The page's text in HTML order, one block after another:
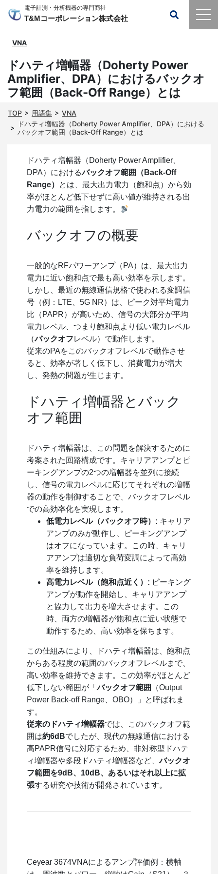
電子計測・分析機器の専門商社
T&Mコーポレーション株式会社
VNA
ドハティ増幅器（Doherty Power
Amplifier、DPA）におけるバックオ
フ範囲（Back-Off Range）とは
TOP 用語集
VNA
ドハティ増幅器（Doherty Power Amplifier、DPA）における
バックオフ範囲（Back-Off Range）とは
ドハティ増幅器（Doherty Power Amplifier、
DPA）におけるバックオフ範囲（Back-Off
Range）
とは、最大出力電力（飽和点）から効
率がほとんど低下せずに高い値が維持される出
力電力の範囲を指します。
バックオフの概要
一般的なRFパワーアンプ（PA）は、最大出力
電力に近い飽和点で最も高い効率を示します。
しかし、最近の無線通信規格で使われる変調信
号（例：LTE、5G NR）は、ピーク対平均電力
比（PAPR）が高いため、信号の大部分が平均
電力レベル、つまり飽和点より低い電力レベル
（バックオフレベル）で動作します。
従来のPAをこのバックオフレベルで動作させ
ると、効率が著しく低下し、消費電力が増大
し、発熱の問題が生じます。
ドハティ増幅器とバック
オフ範囲
ドハティ増幅器は、この問題を解決するために
考案された回路構成です。キャリアアンプとピ
ーキングアンプの2つの増幅器を並列に接続
し、信号の電力レベルに応じてそれぞれの増幅
器の動作を制御することで、バックオフレベル
での高効率化を実現します。
低電力レベル（バックオフ時）: キャリア
アンプのみが動作し、ピーキングアンプ
はオフになっています。この時、キャリ
アアンプは適切な負荷変調によって高効
率を維持します。
高電力レベル（飽和点近く）: ピーキング
アンプが動作を開始し、キャリアアンプ
と協力して出力を増大させます。この
時、両方の増幅器が飽和点に近い状態で
動作するため、高い効率を保ちます。
この仕組みにより、ドハティ増幅器は、飽和点
からある程度の範囲のバックオフレベルまで、
高い効率を維持できます。この効率がほとんど
低下しない範囲が「バックオフ範囲
（Output
Power Back-off Range、OBO）」と呼ばれま
す。
従来のドハティ増幅器では、このバックオフ範
囲は約6dBでしたが、現代の無線通信における
高PAPR信号に対応するため、非対称型ドハテ
ィ増幅器や多段ドハティ増幅器など、バックオ
フ範囲を9dB、10dB、あるいはそれ以上に拡
張する研究や技術が開発されています。
Ceyear 3674VNAによるアンプ評価例：横軸